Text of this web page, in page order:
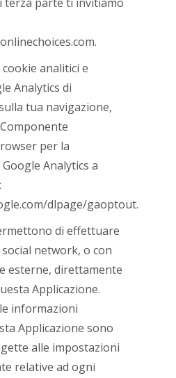
analitici e
Analytics di
tua navigazione,
per la
Analytics a
dlpage/gaoptout.
di effettuare
network, o con
esterne, direttamente
Applicazione.
informazioni
Applicazione sono
alle impostazioni
relative ad ogni